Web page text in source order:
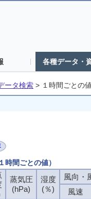
各種データ・
ータ検索 > １時間ごとの
間ごとの値）
蒸気圧
(hPa)
湿度
(％)
風向・
風速
蒸気圧
(hPa)
湿度
(％)
風向・
風速
蒸気圧
(hPa)
湿度
(％)
風向・
風速
蒸気圧
(hPa)
湿度
(％)
風向・
風速